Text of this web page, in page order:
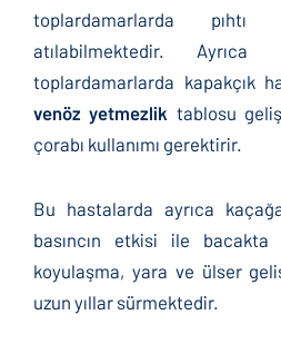
toplardamarlarda pıhtı
atılabilmektedir.
toplardamarlarda kapakçık
venöz yetmezlik tablosu
çorabı kullanımı gerektirir.
Bu hastalarda ayrıca
basıncın etkisi ile
koyulaşma, yara ve ülser
uzun yıllar sürmektedir.